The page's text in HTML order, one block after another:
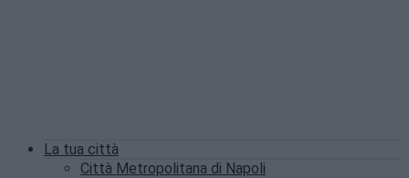
La tua città
Città Metropolitana di Napoli